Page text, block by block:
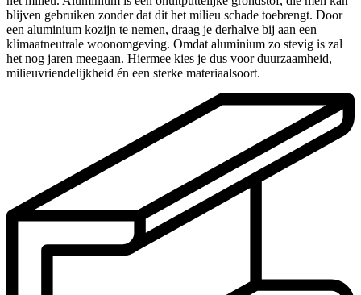
blijven gebruiken zonder dat dit het milieu schade toebrengt. Door
een aluminium kozijn te nemen, draag je derhalve bij aan een
klimaatneutrale woonomgeving. Omdat aluminium zo stevig is zal
het nog jaren meegaan. Hiermee kies je dus voor duurzaamheid,
milieuvriendelijkheid én een sterke materiaalsoort.